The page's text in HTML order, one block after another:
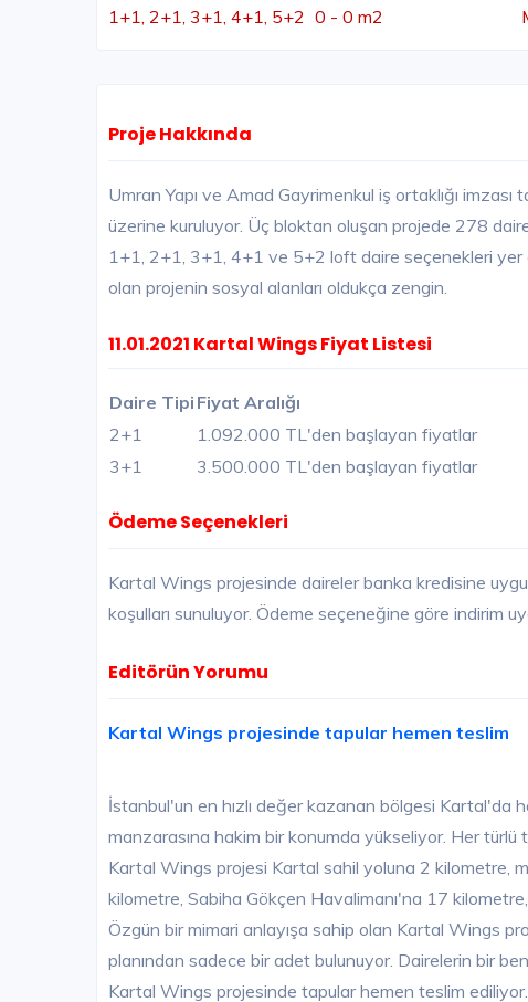
1+1, 2+1, 3+1, 4+1, 5+2 0 - 0 m2
Proje Hakkında
Umran Yapı ve Amad Gayrimenkul iş ortaklığı
üzerine kuruluyor. Üç bloktan oluşan projede 278
1+1, 2+1, 3+1, 4+1 ve 5+2 loft daire seçenekleri yer
olan projenin sosyal alanları oldukça zengin.
11.01.2021 Kartal Wings Fiyat Listesi
Daire Tipi Fiyat Aralığı
2+1
1.092.000 TL'den başlayan fiyatlar
3+1
3.500.000 TL'den başlayan fiyatlar
Ödeme Seçenekleri
Kartal Wings projesinde daireler banka kredisine
koşulları sunuluyor. Ödeme seçeneğine göre indirim
Editörün Yorumu
Kartal Wings projesinde tapular hemen teslim
İstanbul'un en hızlı değer kazanan bölgesi
manzarasına hakim bir konumda yükseliyor. Her türlü
Kartal Wings projesi Kartal sahil yoluna 2 kilometre,
kilometre, Sabiha Gökçen Havalimanı'na 17
Özgün bir mimari anlayışa sahip olan Kartal Wings
planından sadece bir adet bulunuyor. Dairelerin bir
Kartal Wings projesinde tapular hemen teslim ediliyor.